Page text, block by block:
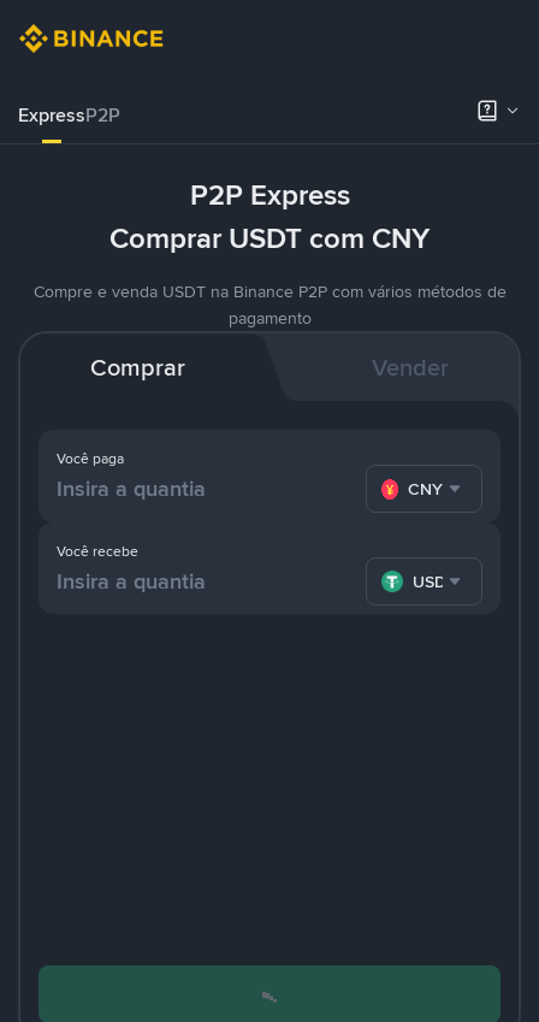
ExpressP2P
P2P Express
Comprar USDT com CNY
Compre e venda USDT na Binance P2P com vários métodos de
pagamento
Comprar Vender
Você paga
CNY
Você recebe
USDT